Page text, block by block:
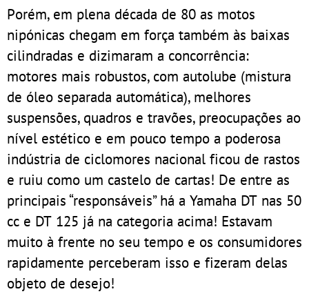
Porém, em plena década de 80 as motos
nipónicas chegam em força também às baixas
cilindradas e dizimaram a concorrência:
motores mais robustos, com autolube (mistura
de óleo separada automática), melhores
suspensões, quadros e travões, preocupações ao
nível estético e em pouco tempo a poderosa
indústria de ciclomores nacional ficou de rastos
e ruiu como um castelo de cartas! De entre as
principais “responsáveis” há a Yamaha DT nas 50
cc e DT 125 já na categoria acima! Estavam
muito à frente no seu tempo e os consumidores
rapidamente perceberam isso e fizeram delas
objeto de desejo!